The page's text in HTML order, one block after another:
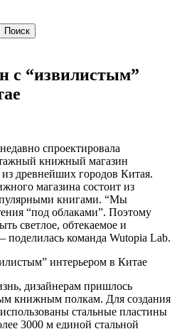
с “извилистым”
спроектировала
книжный магазин
древнейших городов Китая.
магазина состоит из
книгами. “Мы
“под облаками”. Поэтому
светлое, обтекаемое и
поделилась команда Wutopia Lab.
дизайнерам пришлось
книжным полкам. Для создания
стальные пластины
3000 м единой стальной